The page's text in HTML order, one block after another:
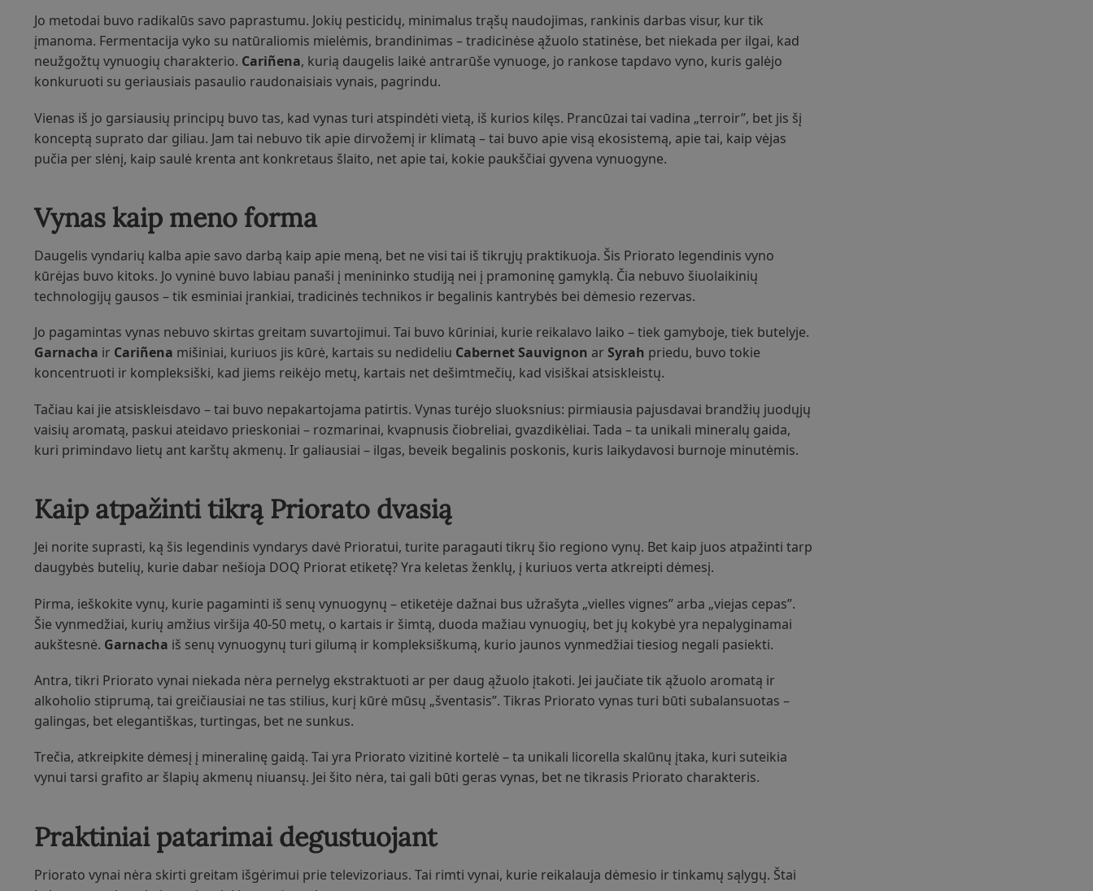
Jo metodai buvo radikalūs savo paprastumu. Jokių pesticidų, minimalus trąšų naudojimas, rankinis darbas visur, kur tik
įmanoma. Fermentacija vyko su natūraliomis mielėmis, brandinimas – tradicinėse ąžuolo statinėse, bet niekada per ilgai, kad
neužgožtų vynuogių charakterio. Cariñena, kurią daugelis laikė antrarūše vynuoge, jo rankose tapdavo vyno, kuris galėjo
konkuruoti su geriausiais pasaulio raudonaisiais vynais, pagrindu.
Vienas iš jo garsiausių principų buvo tas, kad vynas turi atspindėti vietą, iš kurios kilęs. Prancūzai tai vadina „terroir”, bet jis šį
konceptą suprato dar giliau. Jam tai nebuvo tik apie dirvožemį ir klimatą – tai buvo apie visą ekosistemą, apie tai, kaip vėjas
pučia per slėnį, kaip saulė krenta ant konkretaus šlaito, net apie tai, kokie paukščiai gyvena vynuogyne.
Vynas kaip meno forma
Daugelis vyndarių kalba apie savo darbą kaip apie meną, bet ne visi tai iš tikrųjų praktikuoja. Šis Priorato legendinis vyno
kūrėjas buvo kitoks. Jo vyninė buvo labiau panaši į menininko studiją nei į pramoninę gamyklą. Čia nebuvo šiuolaikinių
technologijų gausos – tik esminiai įrankiai, tradicinės technikos ir begalinis kantrybės bei dėmesio rezervas.
Jo pagamintas vynas nebuvo skirtas greitam suvartojimui. Tai buvo kūriniai, kurie reikalavo laiko – tiek gamyboje, tiek butelyje.
Garnacha ir Cariñena mišiniai, kuriuos jis kūrė, kartais su nedideliu Cabernet Sauvignon arSyrah priedu, buvo tokie
koncentruoti ir kompleksiški, kad jiems reikėjo metų, kartais net dešimtmečių, kad visiškai atsiskleistų.
Tačiau kai jie atsiskleisdavo – tai buvo nepakartojama patirtis. Vynas turėjo sluoksnius: pirmiausia pajusdavai brandžių juodųjų
vaisių aromatą, paskui ateidavo prieskoniai – rozmarinai, kvapnusis čiobreliai, gvazdikėliai. Tada – ta unikali mineralų gaida,
kuri primindavo lietų ant karštų akmenų. Ir galiausiai – ilgas, beveik begalinis poskonis, kuris laikydavosi burnoje minutėmis.
Kaip atpažinti tikrą Priorato dvasią
Jei norite suprasti, ką šis legendinis vyndarys davė Prioratui, turite paragauti tikrų šio regiono vynų. Bet kaip juos atpažinti tarp
daugybės butelių, kurie dabar nešioja DOQ Priorat etiketę? Yra keletas ženklų, į kuriuos verta atkreipti dėmesį.
Pirma, ieškokite vynų, kurie pagaminti iš senų vynuogynų – etiketėje dažnai bus užrašyta „vielles vignes” arba „viejas cepas”.
Šie vynmedžiai, kurių amžius viršija 40-50 metų, o kartais ir šimtą, duoda mažiau vynuogių, bet jų kokybė yra nepalyginamai
aukštesnė. Garnacha iš senų vynuogynų turi gilumą ir kompleksiškumą, kurio jaunos vynmedžiai tiesiog negali pasiekti.
Antra, tikri Priorato vynai niekada nėra pernelyg ekstraktuoti ar per daug ąžuolo įtakoti. Jei jaučiate tik ąžuolo aromatą ir
alkoholio stiprumą, tai greičiausiai ne tas stilius, kurį kūrė mūsų „šventasis”. Tikras Priorato vynas turi būti subalansuotas –
galingas, bet elegantiškas, turtingas, bet ne sunkus.
Trečia, atkreipkite dėmesį į mineralinę gaidą. Tai yra Priorato vizitinė kortelė – ta unikali licorella skalūnų įtaka, kuri suteikia
vynui tarsi grafito ar šlapių akmenų niuansų. Jei šito nėra, tai gali būti geras vynas, bet ne tikrasis Priorato charakteris.
Praktiniai patarimai degustuojant
Priorato vynai nėra skirti greitam išgėrimui prie televizoriaus. Tai rimti vynai, kurie reikalauja dėmesio ir tinkamų sąlygų. Štai